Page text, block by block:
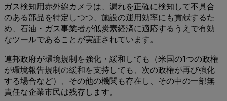
ガス検知用赤外線カメラは、漏れを正確に検知して不具合
のある部品を特定しつつ、施設の運用効率にも貢献するた
め、石油・ガス事業者が低炭素経済に適応するうえで有効
なツールであることが実証されています。
連邦政府が環境規制を強化・緩和しても（米国の1つの政権
が環境報告規制の緩和を支持しても、次の政権が再び強化
する場合など）、その他の機関も存在し、その中の一部無
責任な企業市民は残存します。